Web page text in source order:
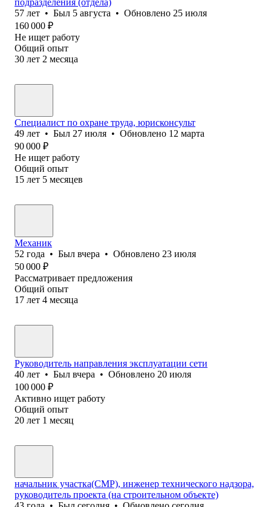
57 лет • Был 5 августа • Обновлено 25 июля
160 000 ₽
Не ищет работу
Общий опыт
30 лет 2 месяца
Специалист по охране труда, юрисконсульт
49 лет • Был 27 июля • Обновлено 12 марта
90 000 ₽
Не ищет работу
Общий опыт
15 лет 5 месяцев
Механик
52 года • Был вчера • Обновлено 23 июля
50 000 ₽
Рассматривает предложения
Общий опыт
17 лет 4 месяца
Руководитель направления эксплуатации сети
40 лет • Был вчера • Обновлено 20 июля
100 000 ₽
Активно ищет работу
Общий опыт
20 лет 1 месяц
начальник участка(СМР), инженер технического надзора,
руководитель проекта (на строительном объекте)